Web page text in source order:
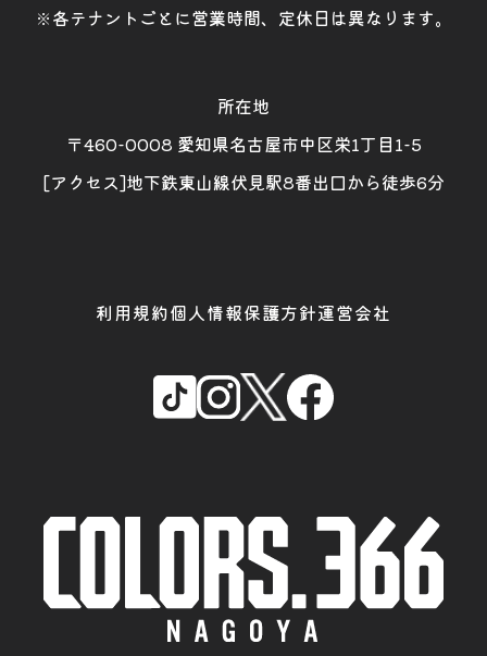
※各テナントごとに営業時間、定休日は異なります。
所在地
〒460-0008 愛知県名古屋市中区栄1丁目1-5
[アクセス]地下鉄東山線伏見駅8番出口から徒歩6分
利用規約個人情報保護方針運営会社